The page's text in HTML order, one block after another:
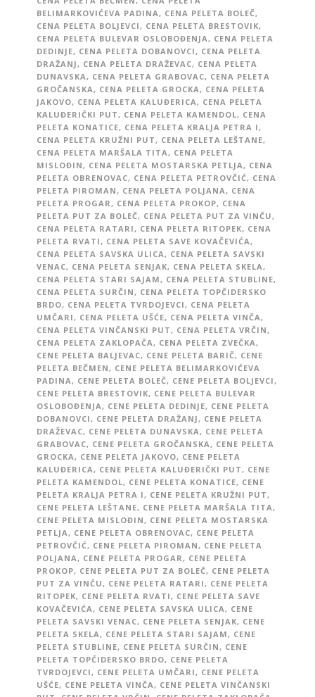
BELIMARKOVIĆEVA PADINA, CENA PELETA BOLEČ,
CENA PELETA BOLJEVCI, CENA PELETA BRESTOVIK,
CENA PELETA BULEVAR OSLOBOĐENJA, CENA PELETA
DEDINJE, CENA PELETA DOBANOVCI, CENA PELETA
DRAŽANJ, CENA PELETA DRAŽEVAC, CENA PELETA
DUNAVSKA, CENA PELETA GRABOVAC, CENA PELETA
GROČANSKA, CENA PELETA GROCKA, CENA PELETA
JAKOVO, CENA PELETA KALUĐERICA, CENA PELETA
KALUĐERIČKI PUT, CENA PELETA KAMENDOL, CENA
PELETA KONATICE, CENA PELETA KRALJA PETRA I,
CENA PELETA KRUŽNI PUT, CENA PELETA LEŠTANE,
CENA PELETA MARŠALA TITA, CENA PELETA
MISLOĐIN, CENA PELETA MOSTARSKA PETLJA, CENA
PELETA OBRENOVAC, CENA PELETA PETROVČIĆ, CENA
PELETA PIROMAN, CENA PELETA POLJANA, CENA
PELETA PROGAR, CENA PELETA PROKOP, CENA
PELETA PUT ZA BOLEČ, CENA PELETA PUT ZA VINČU,
CENA PELETA RATARI, CENA PELETA RITOPEK, CENA
PELETA RVATI, CENA PELETA SAVE KOVAČEVIĆA,
CENA PELETA SAVSKA ULICA, CENA PELETA SAVSKI
VENAC, CENA PELETA SENJAK, CENA PELETA SKELA,
CENA PELETA STARI SAJAM, CENA PELETA STUBLINE,
CENA PELETA SURČIN, CENA PELETA TOPČIDERSKO
BRDO, CENA PELETA TVRDOJEVCI, CENA PELETA
UMČARI, CENA PELETA UŠĆE, CENA PELETA VINČA,
CENA PELETA VINČANSKI PUT, CENA PELETA VRČIN,
CENA PELETA ZAKLOPAČA, CENA PELETA ZVEČKA,
CENE PELETA BALJEVAC, CENE PELETA BARIČ, CENE
PELETA BEČMEN, CENE PELETA BELIMARKOVIĆEVA
PADINA, CENE PELETA BOLEČ, CENE PELETA BOLJEVCI,
CENE PELETA BRESTOVIK, CENE PELETA BULEVAR
OSLOBOĐENJA, CENE PELETA DEDINJE, CENE PELETA
DOBANOVCI, CENE PELETA DRAŽANJ, CENE PELETA
DRAŽEVAC, CENE PELETA DUNAVSKA, CENE PELETA
GRABOVAC, CENE PELETA GROČANSKA, CENE PELETA
GROCKA, CENE PELETA JAKOVO, CENE PELETA
KALUĐERICA, CENE PELETA KALUĐERIČKI PUT, CENE
PELETA KAMENDOL, CENE PELETA KONATICE, CENE
PELETA KRALJA PETRA I, CENE PELETA KRUŽNI PUT,
CENE PELETA LEŠTANE, CENE PELETA MARŠALA TITA,
CENE PELETA MISLOĐIN, CENE PELETA MOSTARSKA
PETLJA, CENE PELETA OBRENOVAC, CENE PELETA
PETROVČIĆ, CENE PELETA PIROMAN, CENE PELETA
POLJANA, CENE PELETA PROGAR, CENE PELETA
PROKOP, CENE PELETA PUT ZA BOLEČ, CENE PELETA
PUT ZA VINČU, CENE PELETA RATARI, CENE PELETA
RITOPEK, CENE PELETA RVATI, CENE PELETA SAVE
KOVAČEVIĆA, CENE PELETA SAVSKA ULICA, CENE
PELETA SAVSKI VENAC, CENE PELETA SENJAK, CENE
PELETA SKELA, CENE PELETA STARI SAJAM, CENE
PELETA STUBLINE, CENE PELETA SURČIN, CENE
PELETA TOPČIDERSKO BRDO, CENE PELETA
TVRDOJEVCI, CENE PELETA UMČARI, CENE PELETA
UŠĆE, CENE PELETA VINČA, CENE PELETA VINČANSKI